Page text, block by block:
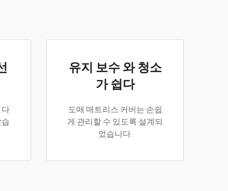
다
유지 보수 와 청소
가 쉽다
도매 매트리스 커버는 손쉽
게 관리할 수 있도록 설계되
었습니다.